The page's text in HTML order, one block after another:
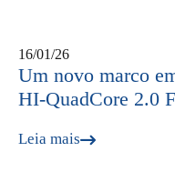
16/01/26
Um novo marco
HI-QuadCore 2.0
Leia mais